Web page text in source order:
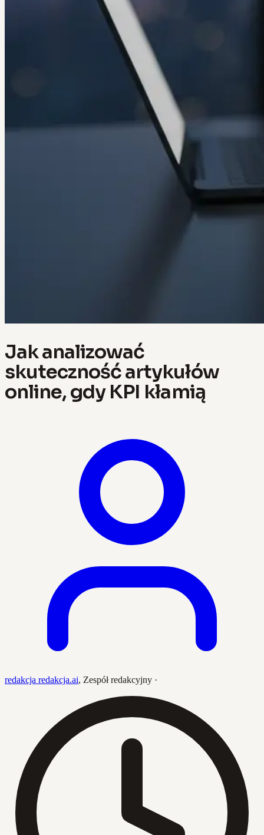
Jak analizować
skuteczność artykułów
online, gdy KPI kłamią
redakcja redakcja.ai, Zespół redakcyjny ·